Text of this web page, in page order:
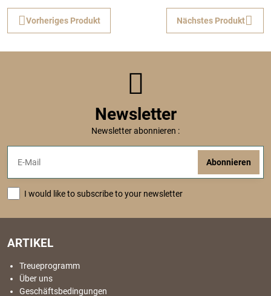
Vorheriges Produkt Nächstes Produkt
Newsletter
Newsletter abonnieren :
Abonnieren
I would like to subscribe to your newsletter
ARTIKEL
Treueprogramm
Über uns
Geschäftsbedingungen